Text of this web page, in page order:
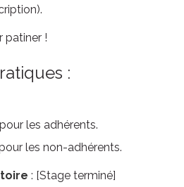
patiner !
:
les adhérents.
les non-adhérents.
: [Stage terminé]